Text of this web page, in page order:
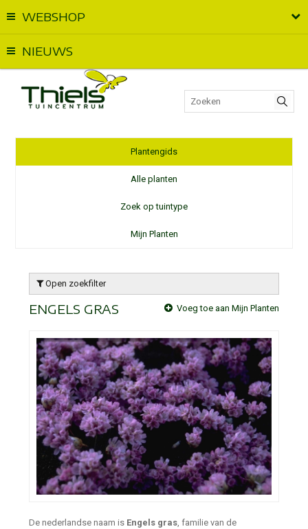
WEBSHOP
NIEUWS
Plantengids
Alle planten
Zoek op tuintype
Mijn Planten
Open zoekfilter
ENGELS GRAS Voeg toe aan Mijn Planten
De nederlandse naam is Engels gras , familie van de